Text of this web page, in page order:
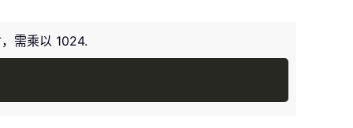
需乘以 1024.